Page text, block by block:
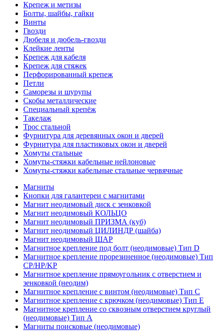
Крепеж и метизы
Болты, шайбы, гайки
Винты
Гвозди
Дюбеля и дюбель-гвозди
Клейкие ленты
Крепеж для кабеля
Крепеж для стяжек
Перфорированный крепеж
Петли
Саморезы и шурупы
Скобы металлические
Специальный крепёж
Такелаж
Трос стальной
Фурнитура для деревянных окон и дверей
Фурнитура для пластиковых окон и дверей
Хомуты стальные
Хомуты-стяжки кабельные нейлоновые
Хомуты-стяжки кабельные стальные червячные
Магниты
Кнопки для галантереи с магнитами
Магнит неодимовый диск с зенковкой
Магнит неодимовый КОЛЬЦО
Магнит неодимовый ПРИЗМА (куб)
Магнит неодимовый ЦИЛИНДР (шайба)
Магнит неодимовый ШАР
Магнитное крепление под болт (неодимовые) Тип D
Магнитное крепление прорезиненное (неодимовые) Тип
CP/HP/KP
Магнитное крепление прямоугольник с отверстием и
зенковкой (неодим)
Магнитное крепление с винтом (неодимовые) Тип С
Магнитное крепление с крючком (неодимовые) Тип Е
Магнитное крепление со сквозным отверстием круглый
(неодимовые) Тип А
Магниты поисковые (неодимовые)